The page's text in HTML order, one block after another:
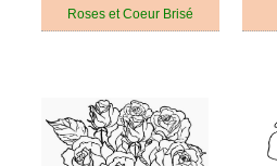
Roses et Coeur Brisé